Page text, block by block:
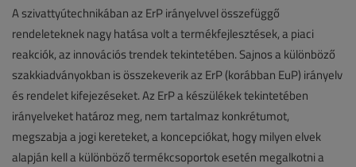
A szivattyútechnikában az ErP irányelvvel összefüggő
rendeleteknek nagy hatása volt a termékfejlesztések, a piaci
reakciók, az innovációs trendek tekintetében. Sajnos a különböző
szakkiadványokban is összekeverik az ErP (korábban EuP) irányelv
és rendelet kifejezéseket. Az ErP a készülékek tekintetében
irányelveket határoz meg, nem tartalmaz konkrétumot,
megszabja a jogi kereteket, a koncepciókat, hogy milyen elvek
alapján kell a különböző termékcsoportok esetén megalkotni a